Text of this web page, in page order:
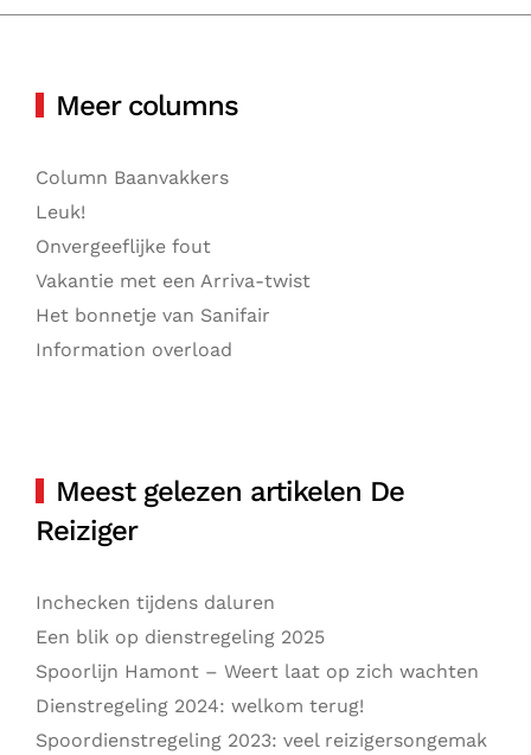
Meer columns
Column Baanvakkers
Leuk!
Onvergeeflijke fout
Vakantie met een Arriva-twist
Het bonnetje van Sanifair
Information overload
Meest gelezen artikelen De
Reiziger
Inchecken tijdens daluren
Een blik op dienstregeling 2025
Spoorlijn Hamont – Weert laat op zich wachten
Dienstregeling 2024: welkom terug!
Spoordienstregeling 2023: veel reizigersongemak